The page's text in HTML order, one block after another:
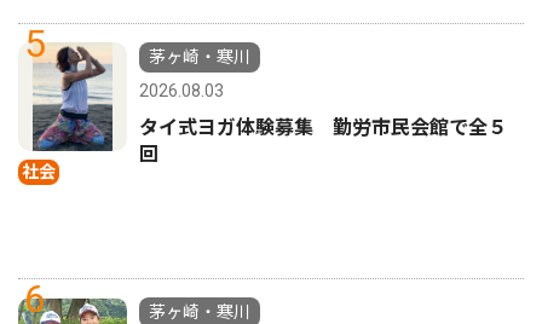
5
社会
茅ヶ崎・寒川
2026.08.03
タイ式ヨガ体験募集 勤労市民会館で全５
回
6
茅ヶ崎・寒川